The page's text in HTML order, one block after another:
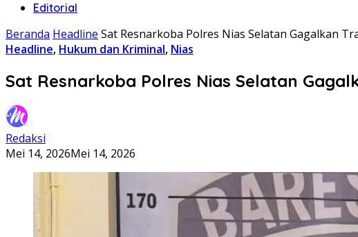
Editorial
Beranda Headline Sat Resnarkoba Polres Nias Selatan Gagalkan
Headline, Hukum dan Kriminal, Nias
Sat Resnarkoba Polres Nias Selatan
Redaksi
Mei 14, 2026Mei 14, 2026